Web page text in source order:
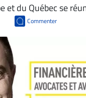
et du Québec se
Commenter